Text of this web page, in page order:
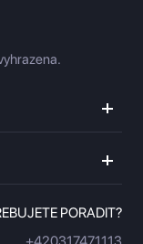
PORADIT?